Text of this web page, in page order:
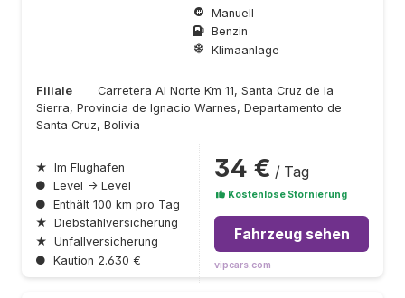
Manuell
Benzin
Klimaanlage
Filiale
Carretera Al Norte Km 11, Santa Cruz de la
Sierra, Provincia de Ignacio Warnes, Departamento de
Santa Cruz, Bolivia
★ Im Flughafen
● Level → Level
● Enthält 100 km pro Tag
★ Diebstahlversicherung
★ Unfallversicherung
● Kaution 2.630 €
34 € / Tag
Kostenlose Stornierung
Fahrzeug sehen
vipcars.com